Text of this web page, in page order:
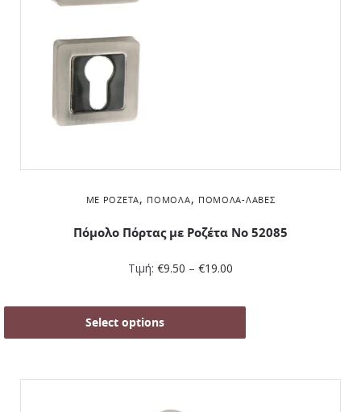
ΜΕ ΡΟΖΈΤΑ, ΠΌΜΟΛΑ, ΠΌΜΟΛΑ-ΛΑΒΈΣ
Πόμολο Πόρτας με Ροζέτα No 52085
Τιμή: €9.50 – €19.00
Select options